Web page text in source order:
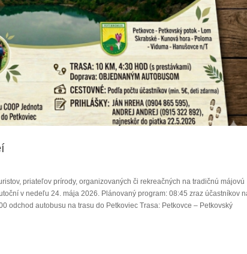
priateľov prírody, organizovaných či rekreačných na tradičnú májovú
v nedeľu 24. mája 2026. Plánovaný program: 08:45 zraz účastníkov
odchod autobusu na trasu do Petkoviec Trasa: Petkovce – Petkovský